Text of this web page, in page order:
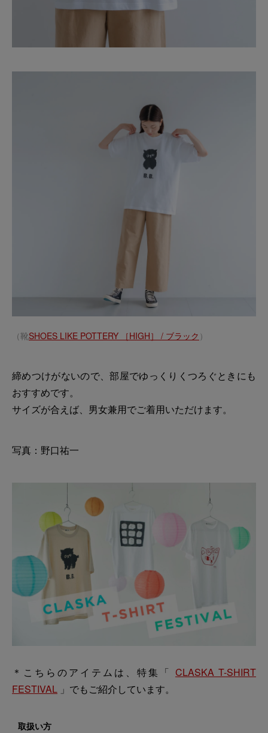
（靴SHOES LIKE POTTERY ［HIGH］ / ブラック ）
締めつけがないので、部屋でゆっくりくつろぐときにも
おすすめです。
サイズが合えば、男女兼用でご着用いただけます。
写真：野口祐一
＊こちらのアイテムは、特集「 CLASKA T-SHIRT
FESTIVAL 」でもご紹介しています。
取扱い方